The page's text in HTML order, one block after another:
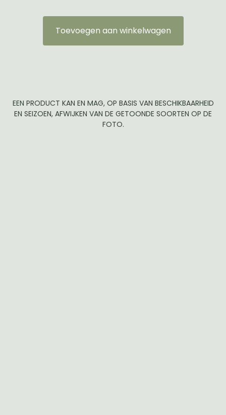
Toevoegen aan winkelwagen
EEN PRODUCT KAN EN MAG, OP BASIS VAN BESCHIKBAARHEID
EN SEIZOEN, AFWIJKEN VAN DE GETOONDE SOORTEN OP DE
FOTO.